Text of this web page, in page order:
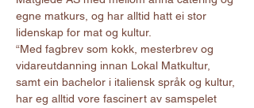
egne matkurs, og har alltid hatt ei stor
lidenskap for mat og kultur.
“Med fagbrev som kokk, mesterbrev og
vidareutdanning innan Lokal Matkultur,
samt ein bachelor i italiensk språk og kultur,
har eg alltid vore fascinert av samspelet